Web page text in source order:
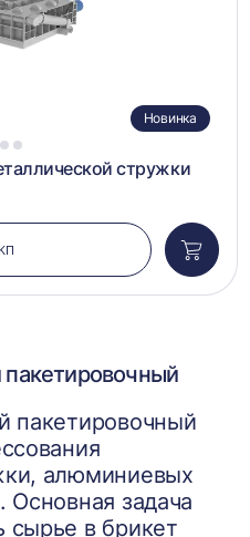
4 5
Новинка
стружки
в
пакетировочный
пакетировочный
алюминиевых
задача
сырье в брикет